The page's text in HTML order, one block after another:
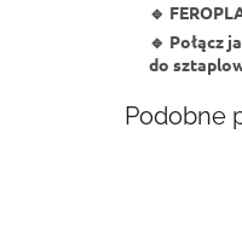
🔹
🔹 Połącz
do
Podobne